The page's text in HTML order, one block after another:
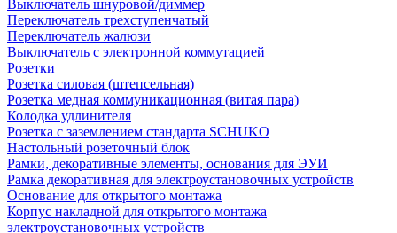
Выключатель шнуровой/диммер
Переключатель трехступенчатый
Переключатель жалюзи
Выключатель с электронной коммутацией
Розетки
Розетка силовая (штепсельная)
Розетка медная коммуникационная (витая пара)
Колодка удлинителя
Розетка с заземлением стандарта SCHUKO
Настольный розеточный блок
Рамки, декоративные элементы, основания для ЭУИ
Рамка декоративная для электроустановочных устройств
Основание для открытого монтажа
Корпус накладной для открытого монтажа
электроустановочных устройств